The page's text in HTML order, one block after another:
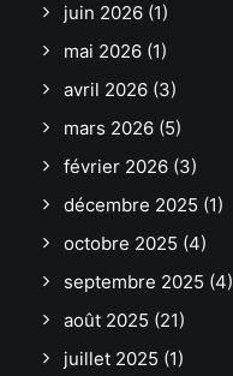
juin 2026 (1)
mai 2026 (1)
avril 2026 (3)
mars 2026 (5)
février 2026 (3)
décembre 2025 (1)
octobre 2025 (4)
septembre 2025 (4)
août 2025 (21)
juillet 2025 (1)